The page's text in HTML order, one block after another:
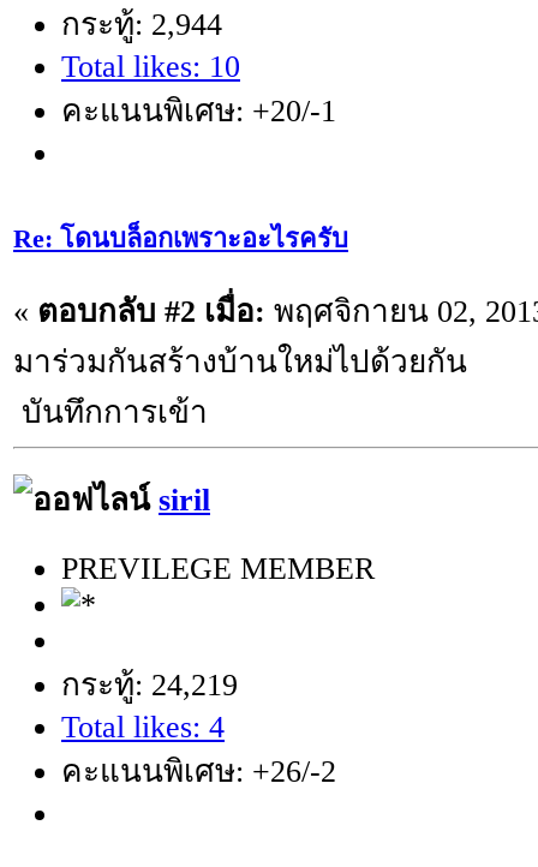
กระทู้: 2,944
Total likes: 10
คะแนนพิเศษ: +20/-1
Re: โดนบล็อกเพราะอะไรครับ
« ตอบกลับ #2 เมื่อ: พฤศจิกายน 02,
มาร่วมกันสร้างบ้านใหม่ไปด้วยกัน
บันทึกการเข้า
siril
PREVILEGE MEMBER
กระทู้: 24,219
Total likes: 4
คะแนนพิเศษ: +26/-2